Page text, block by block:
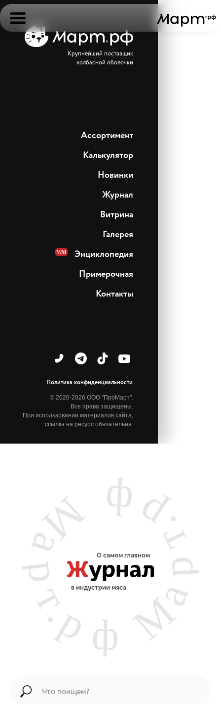
Ассортимент
Новинки
Журнал
Галерея
Витрина
Энциклопедия
Примерочная
Контакты
© 2020-2026 ООО "ПроМарт".
Все права защищены.
При использовании материалов сайта,
ссылка на ресурс обязательна.
Политика конфиденциальности
Крупнейший поставщик
колбасной оболочки
Калькулятор
Журнал
О самом главном
в индустрии мяса